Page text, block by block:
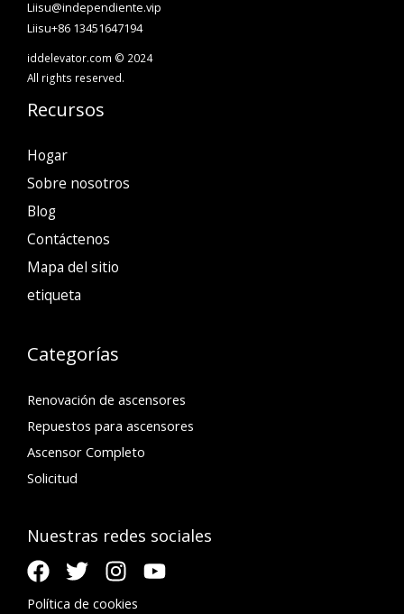
Liisu@independiente.vip
Liisu+86 13451647194
iddelevator.com © 2024
All rights reserved.
Recursos
Hogar
Sobre nosotros
Blog
Contáctenos
Mapa del sitio
etiqueta
Categorías
Renovación de ascensores
Repuestos para ascensores
Ascensor Completo
Solicitud
Nuestras redes sociales
Política de cookies